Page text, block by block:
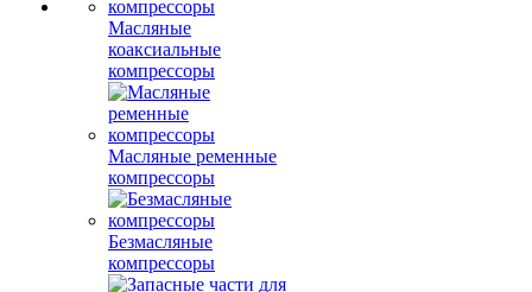
Масляные
коаксиальные
компрессоры
Масляные ременные
компрессоры
Безмасляные
компрессоры